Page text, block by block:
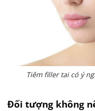
Tiêm filler tai có ý
Đối tượng không